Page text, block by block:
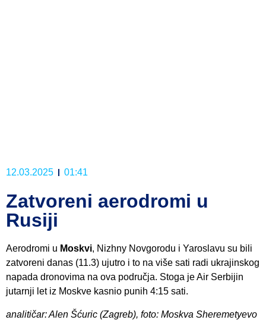
12.03.2025 01:41
Zatvoreni aerodromi u
Rusiji
Aerodromi u Moskvi, Nizhny Novgorodu i Yaroslavu su bili
zatvoreni danas (11.3) ujutro i to na više sati radi ukrajinskog
napada dronovima na ova područja. Stoga je Air Serbijin
jutarnji let iz Moskve kasnio punih 4:15 sati.
analitičar: Alen Šćuric (Zagreb), foto: Moskva Sheremetyevo